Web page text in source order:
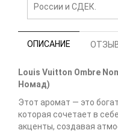
России и СДЕК.
ОПИСАНИЕ
Louis Vuitton Ombre
Номад)
Этот аромат — это
которая сочетает в
акценты, создавая